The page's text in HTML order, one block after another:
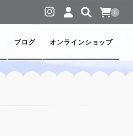
0
ブログ オンラインショップ